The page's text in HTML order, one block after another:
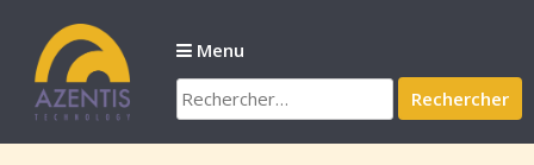
contenu
Menu
Rechercher :